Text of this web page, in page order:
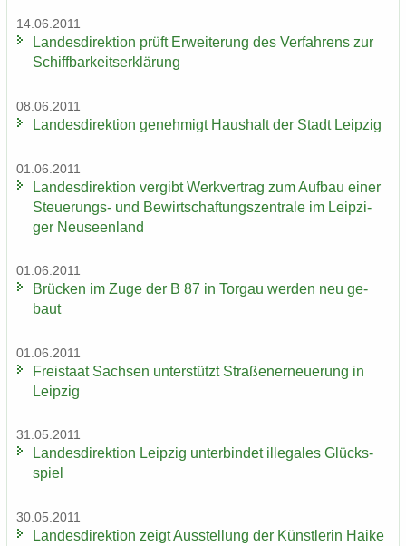
14.06.2011
Lan­des­di­rek­ti­on prüft Er­wei­te­rung des Ver­fah­rens zur
Schiff­bar­keits­er­klä­rung
08.06.2011
Lan­des­di­rek­ti­on ge­neh­migt Haus­halt der Stadt Leip­zig
01.06.2011
Lan­des­di­rek­ti­on ver­gibt Werk­ver­trag zum Auf­bau einer
Steuerungs-​ und Be­wirt­schaf­tungs­zen­tra­le im Leip­zi­
ger Neu­seen­land
01.06.2011
Brü­cken im Zuge der B 87 in Tor­gau wer­den neu ge­
baut
01.06.2011
Frei­staat Sach­sen un­ter­stützt Stra­ßen­er­neue­rung in
Leip­zig
31.05.2011
Lan­des­di­rek­ti­on Leip­zig un­ter­bin­det il­le­ga­les Glücks­
spiel
30.05.2011
Lan­des­di­rek­ti­on zeigt Aus­stel­lung der Künst­le­rin Haike